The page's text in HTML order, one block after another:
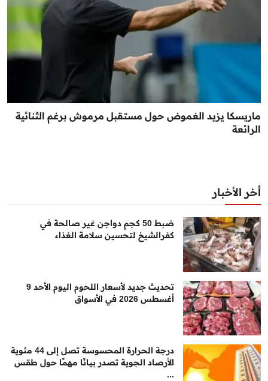
ماريسكا يزيد الغموض حول مستقبل مرموش برغم الثنائية
الرائعة
أخر الأخبار
ضبط 50 كجم دواجن غير صالحة في
كفرالشيخ لتحسين سلامة الغذاء
تحديث جديد لأسعار اللحوم اليوم الأحد 9
أغسطس 2026 في الأسواق
درجة الحرارة المحسوسة تصل إلى 44 مئوية
الأرصاد الجوية تصدر بيانًا مهمًا حول طقس
...